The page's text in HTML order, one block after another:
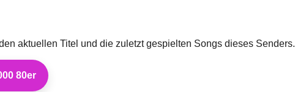
aktuellen Titel und die zuletzt gespielten Songs dieses Senders.
80er